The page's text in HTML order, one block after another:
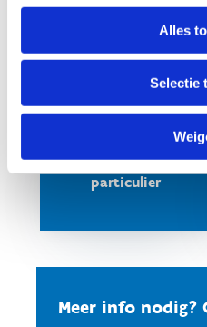
Alles
Selectie
stuntstep als
particulier
Meer info nodig?